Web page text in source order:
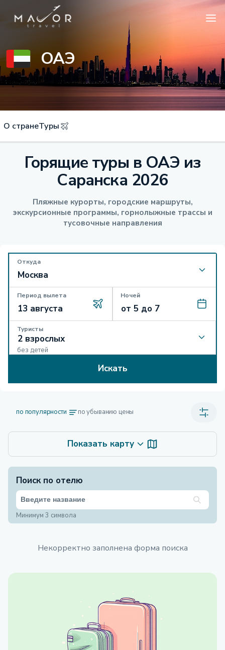
ОАЭ
О странеТуры
Горящие туры в ОАЭ из
Саранска 2026
Пляжные курорты, городские маршруты,
экскурсионные программы, горнолыжные трассы и
тусовочные направления
Откуда
Период вылета Ночей
Туристы
без детей
Искать
по популярности по убыванию цены
Показать карту
Поиск по отелю
Минимум 3 символа
Некорректно заполнена форма поиска